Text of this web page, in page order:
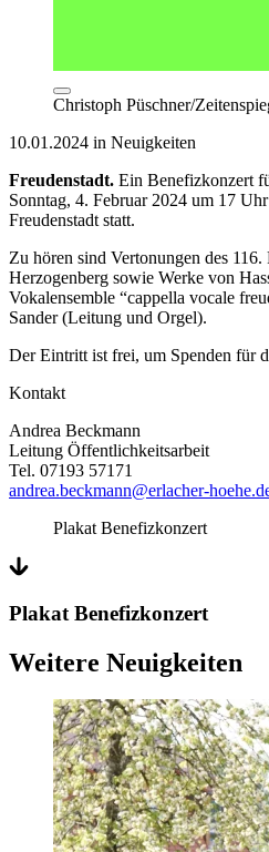
Christoph Püschner/
10.01.2024 in Neuigkeiten
Freudenstadt. Ein Benefizkonzert
Sonntag, 4. Februar 2024 um 17
Freudenstadt statt.
Zu hören sind Vertonungen des 116.
Herzogenberg sowie Werke von
Vokalensemble “cappella vocale
Sander (Leitung und Orgel).
Der Eintritt ist frei, um Spenden für
Kontakt
Andrea Beckmann
Leitung Öffentlichkeitsarbeit
Tel. 07193 57171
andrea.beckmann@erlacher-
Plakat Benefizkonzert
Plakat Benefizkonzert
Weitere Neuigkeiten